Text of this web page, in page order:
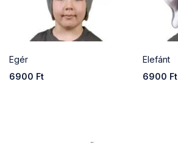
Egér
6900 Ft
Elefánt
6900 Ft